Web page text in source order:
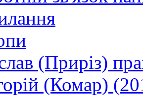
(Приріз)
(Комар)